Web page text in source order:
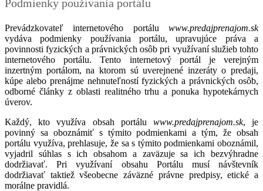
Podmienky používania portálu
Prevádzkovateľ internetového portálu www.predajprenajom.sk
vydáva podmienky používania portálu, upravujúce práva a
povinnosti fyzických a právnických osôb pri využívaní služieb tohto
internetového portálu. Tento internetový portál je verejným
inzertným portálom, na ktorom sú uverejnené inzeráty o predaji,
kúpe alebo prenájme nehnuteľností fyzických a právnických osôb,
odborné články z oblasti realitného trhu a ponuka hypotekárnych
úverov.
Každý, kto využíva obsah portálu www.predajprenajom.sk, je
povinný sa oboznámiť s týmito podmienkami a tým, že obsah
portálu využíva, prehlasuje, že sa s týmito podmienkami oboznámil,
vyjadril súhlas s ich obsahom a zaväzuje sa ich bezvýhradne
dodržiavať. Pri využívaní obsahu Portálu musí návštevník
dodržiavať taktiež všeobecne záväzné právne predpisy, etické a
morálne pravidlá.